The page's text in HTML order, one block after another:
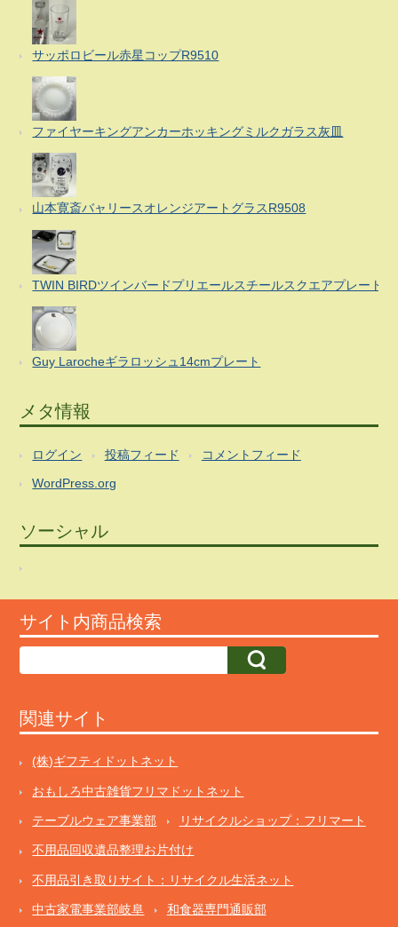
サッポロビール赤星コップR9510
ファイヤーキングアンカーホッキングミルクガラス灰皿
山本寛斎バャリースオレンジアートグラスR9508
TWIN BIRDツインバードプリエールスチールスクエアプレート
Guy Larocheギラロッシュ14cmプレート
メタ情報
ログイン 投稿フィード コメントフィード
WordPress.org
ソーシャル
サイト内商品検索
関連サイト
(株)ギフティドットネット
おもしろ中古雑貨フリマドットネット
テーブルウェア事業部 リサイクルショップ：フリマート
不用品回収遺品整理お片付け
不用品引き取りサイト：リサイクル生活ネット
中古家電事業部岐阜 和食器専門通販部